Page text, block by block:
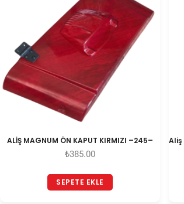
ALİŞ MAGNUM ÖN KAPUT KIRMIZI –245–
₺385.00
SEPETE EKLE